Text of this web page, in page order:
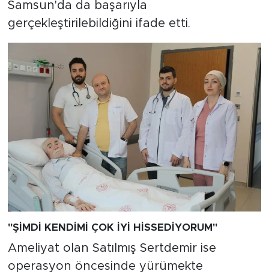
Samsun'da da başarıyla
gerçekleştirilebildiğini ifade etti.
"ŞİMDİ KENDİMİ ÇOK İYİ HİSSEDİYORUM"
Ameliyat olan Satılmış Sertdemir ise
operasyon öncesinde yürümekte